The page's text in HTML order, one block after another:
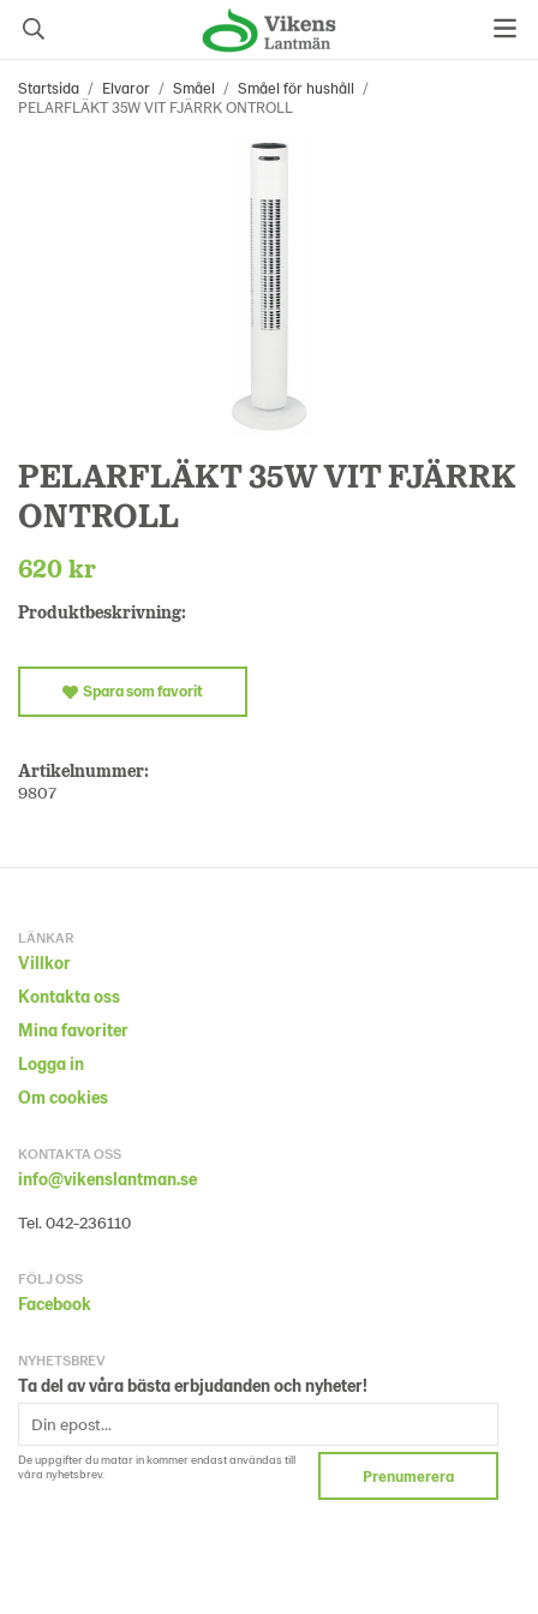
Startsida / Elvaror / Småel / Småel för hushåll /
PELARFLÄKT 35W VIT FJÄRRK ONTROLL
PELARFLÄKT 35W VIT FJÄRRK
ONTROLL
620 kr
Produktbeskrivning:
Spara som favorit
Artikelnummer:
9807
LÄNKAR
Villkor
Kontakta oss
Mina favoriter
Logga in
Om cookies
KONTAKTA OSS
info@vikenslantman.se
Tel. 042-236110
FÖLJ OSS
Facebook
NYHETSBREV
Ta del av våra bästa erbjudanden och nyheter!
De uppgifter du matar in kommer endast användas till
våra nyhetsbrev.
Prenumerera